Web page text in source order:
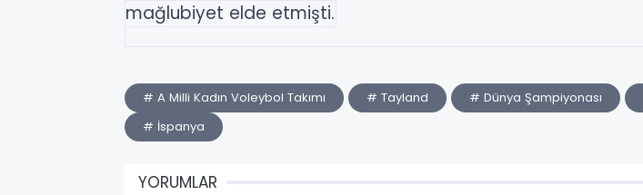
mağlubiyet elde etmişti.
# A Milli Kadın Voleybol Takımı # Tayland # Dünya Şampiyonası
# İspanya
YORUMLAR